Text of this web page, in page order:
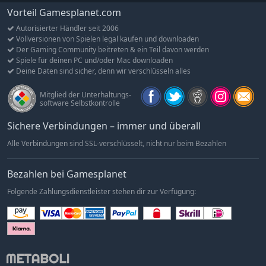
Yu-Gi-Oh! The Sacred Cards
Yu-Gi-Oh! Reshef of Destruction
Yu-Gi-Oh! Worldwide Edition: Stairway to the Destined
Duel
Yu-Gi-Oh! World Championship Tournament 2004
Yu-Gi-Oh! Destiny Board Traveler
Yu-Gi-Oh! 7 Trials to Glory: World Championship
Tournament 2005 (Yu-Gi-Oh! Day of the Duelist: World
Championship Tournament 2005)
Expert 2 jedoch auch in anderen Sprachen erleben, indem du Yu-Gi-
Oh! Worldwide Edition: Stairway to the Destined Duel spielst.
Über Yu-Gi-Oh!
Yu-Gi-Oh! ist ein globales Phänomen und unter Kennern extrem
beliebt. Seit über 25 Jahren begeistert das Yu-Gi-Oh!-
Kartenspiel eine leidenschaftliche Fangemeinde und wächst
mit jeder neuen Serie und Erweiterung. Bis heute feiern Fans
Vorteil Gamesplanet.com
Autorisierter Händler seit 2006
Vollversionen von Spielen legal kaufen und downloaden
Der Gaming Community beitreten & ein Teil davon werden
Spiele für deinen PC und/oder Mac downloaden
Deine Daten sind sicher, denn wir verschlüsseln alles
Mitglied der Unterhaltungs-
software Selbstkontrolle
Sichere Verbindungen – immer und überall
Alle Verbindungen sind SSL-verschlüsselt, nicht nur beim Bezahlen
Bezahlen bei Gamesplanet
Folgende Zahlungsdienstleister stehen dir zur Verfügung: